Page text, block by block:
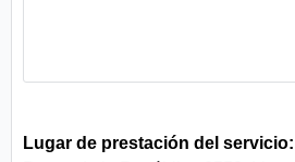
Lugar de prestación del servicio: